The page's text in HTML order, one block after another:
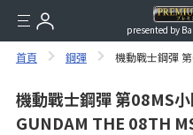
presented by
首頁 鋼彈 機動戰士鋼彈
機動戰士鋼彈 第08MS
GUNDAM THE 08TH